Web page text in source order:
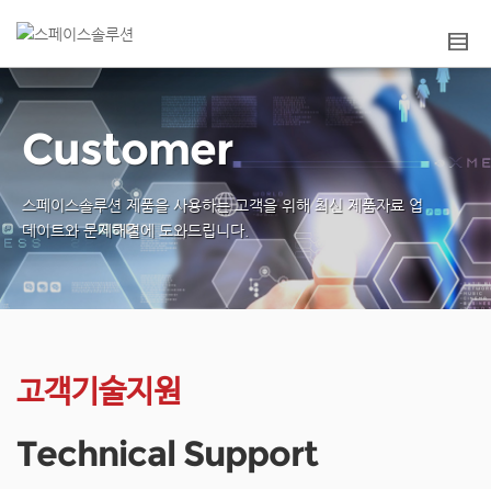
스페이스솔루션 제품을 사용하는 고객을 위해최신 제품자료 업
데이트와 문제해결에 도와드립니다.
Customer
고객기술지원
Technical Support